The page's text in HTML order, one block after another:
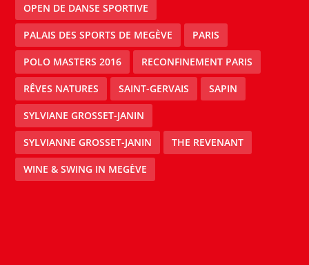
OPEN DE DANSE SPORTIVE
PALAIS DES SPORTS DE MEGÈVE PARIS
POLO MASTERS 2016 RECONFINEMENT PARIS
RÊVES NATURES SAINT-GERVAIS SAPIN
SYLVIANE GROSSET-JANIN
SYLVIANNE GROSSET-JANIN THE REVENANT
WINE & SWING IN MEGÈVE